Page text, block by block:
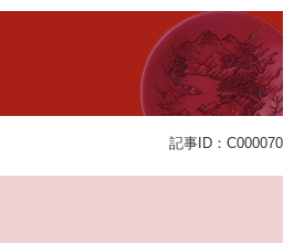
記事ID：C000070